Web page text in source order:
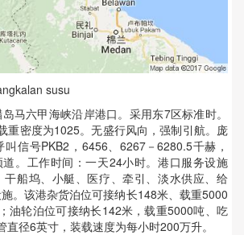
susu
马六甲海峡沿岸港口。采用东7区标准时。
重密度为1025。无盛行风向，强制引航。庞
信号PKB2，6456、6267－6280.5千赫，
。工作时间：一天24小时。港口服务设施
船坞、小艇、医疗、牵引、淡水供应、给
。该港杂货泊位可接纳长148米、载重5000
油轮泊位可接纳长142米，载重5000吨、吃
径6英寸，装载速度为每小时200万升。